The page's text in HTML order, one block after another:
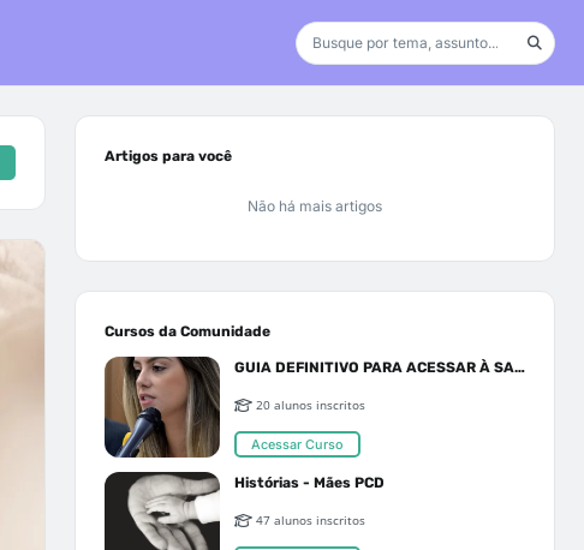
Artigos para você
Não há mais artigos
Cursos da Comunidade
GUIA DEFINITIVO PARA ACESSAR À SAÚDE PELO SUS OU PLANO DE SAÚDE
20 alunos inscritos
Acessar Curso
Histórias - Mães PCD
47 alunos inscritos